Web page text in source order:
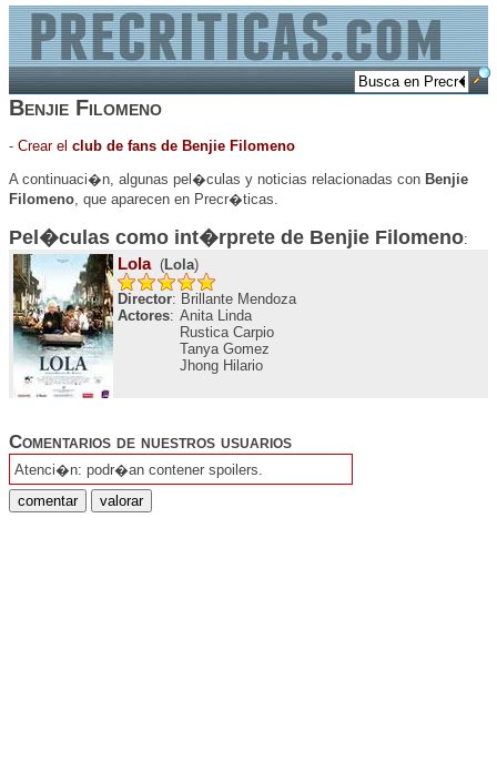
Benjie Filomeno
- Crear el club de fans de Benjie Filomeno
A continuaci�n, algunas pel�culas y noticias relacionadas con Benjie
Filomeno , que aparecen en Precr�ticas.
Pel�culas como int�rprete de Benjie Filomeno:
Lola(Lola)
Director: Brillante Mendoza
Actores: Anita Linda
Rustica Carpio
Tanya Gomez
Jhong Hilario
Comentarios de nuestros usuarios
Atenci�n: podr�an contener spoilers.